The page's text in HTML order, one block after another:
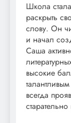
Школа
раскрыть
слову. Он
и начал
Саша
высокие
всегда